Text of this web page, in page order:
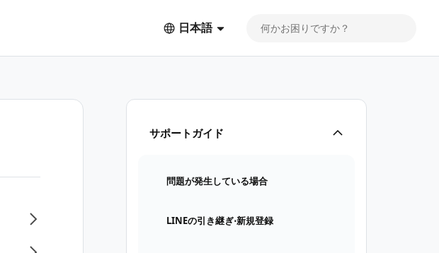
日本語
サポートガイド
問題が発生している場合
LINEの引き継ぎ⋅新規登録